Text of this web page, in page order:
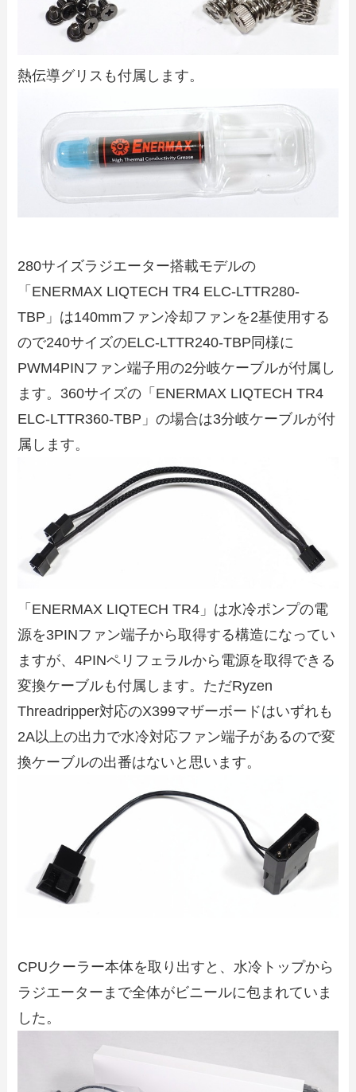
熱伝導グリスも付属します。
280サイズラジエーター搭載モデルの
「ENERMAX LIQTECH TR4 ELC-LTTR280-
TBP」は140mmファン冷却ファンを2基使用する
ので240サイズのELC-LTTR240-TBP同様に
PWM4PINファン端子用の2分岐ケーブルが付属し
ます。360サイズの「ENERMAX LIQTECH TR4
ELC-LTTR360-TBP」の場合は3分岐ケーブルが付
属します。
「ENERMAX LIQTECH TR4」は水冷ポンプの電
源を3PINファン端子から取得する構造になってい
ますが、4PINペリフェラルから電源を取得できる
変換ケーブルも付属します。ただRyzen
Threadripper対応のX399マザーボードはいずれも
2A以上の出力で水冷対応ファン端子があるので変
換ケーブルの出番はないと思います。
CPUクーラー本体を取り出すと、水冷トップから
ラジエーターまで全体がビニールに包まれていま
した。